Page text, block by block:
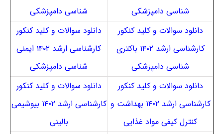
شناسی دامپزشکی
شناسی دامپزشکی
دانلود سوالات و کلید کنکور
کارشناسی ارشد ۱۴۰۲ باکتری
شناسی دامپزشکی
دانلود سوالات و کلید کنکور
کارشناسی ارشد ۱۴۰۲ ایمنی
شناسی دامپزشکی
دانلود سوالات و کلید کنکور
کارشناسی ارشد ۱۴۰۲ بهداشت و
کنترل کیفی مواد غذایی
دانلود سوالات و کلید کنکور
کارشناسی ارشد ۱۴۰۲ بیوشیمی
بالینی